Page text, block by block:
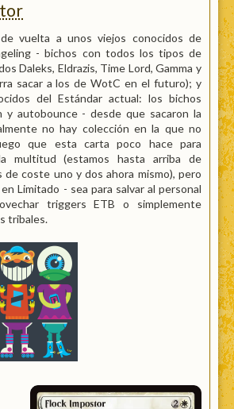
vuelta a unos viejos conocidos de
- bichos con todos los tipos de
Daleks, Eldrazis, Time Lord, Gamma y
sacar a los de WotC en el futuro); y
del Estándar actual: los bichos
y autobounce - desde que sacaron la
no hay colección en la que no
que esta carta poco hace para
multitud (estamos hasta arriba de
de coste uno y dos ahora mismo), pero
Limitado - sea para salvar al personal
triggers ETB o simplemente
tribales.